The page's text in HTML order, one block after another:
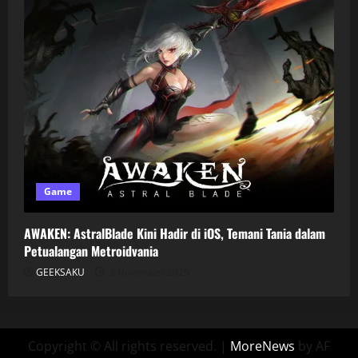
Game
AWAKEN: AstralBlade Kini Hadir di iOS, Temani Tania dalam
Petualangan Metroidvania
GEEKSAKU
Copyright © All rights reserved. | MoreNews by AF